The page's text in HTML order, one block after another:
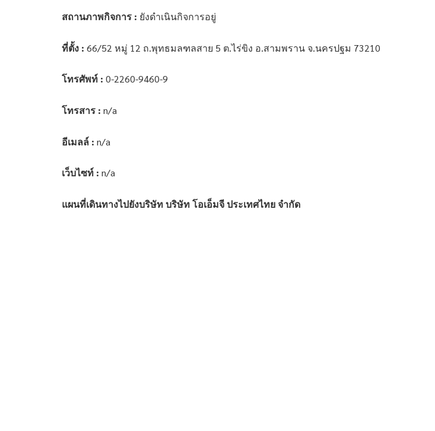
สถานภาพกิจการ : ยังดำเนินกิจการอยู่
ที่ตั้ง : 66/52 หมู่ 12 ถ.พุทธมลฑลสาย 5 ต.ไร่ขิง อ.สามพราน จ.นครปฐม 73210
โทรศัพท์ : 0-2260-9460-9
โทรสาร : n/a
อีเมลล์ : n/a
เว็บไซท์ : n/a
แผนที่เดินทางไปยังบริษัท บริษัท โอเอ็มจี ประเทศไทย จำกัด